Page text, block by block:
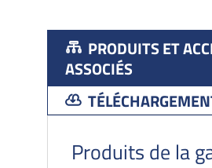
bois
PRODUITS ET
ASSOCIÉS
Produits de la